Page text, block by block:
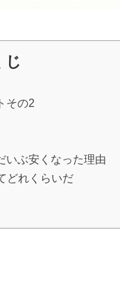
じ
その2
いぶ安くなった理由
どれくらいだ